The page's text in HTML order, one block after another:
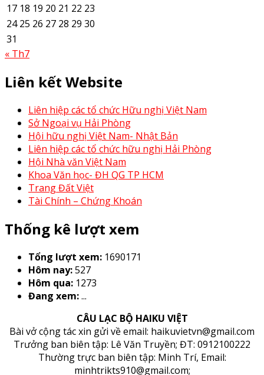
17 18 19 20 21 22 23
24 25 26 27 28 29 30
31
« Th7
Liên kết Website
Liên hiệp các tổ chức Hữu nghị Việt Nam
Sở Ngoại vụ Hải Phòng
Hội hữu nghị Việt Nam- Nhật Bản
Liên hiệp các tổ chức hữu nghị Hải Phòng
Hội Nhà văn Việt Nam
Khoa Văn học- ĐH QG TP HCM
Trang Đất Việt
Tài Chính – Chứng Khoán
Thống kê lượt xem
Tổng lượt xem: 1690171
Hôm nay:527
Hôm qua: 1273
Đang xem:...
CÂU LẠC BỘ HAIKU VIỆT
Bài vở cộng tác xin gửi về email: haikuvietvn@gmail.com
Trưởng ban biên tập: Lê Văn Truyền; ĐT: 0912100222
Thường trực ban biên tập: Minh Trí, Email:
minhtrikts910@gmail.com;